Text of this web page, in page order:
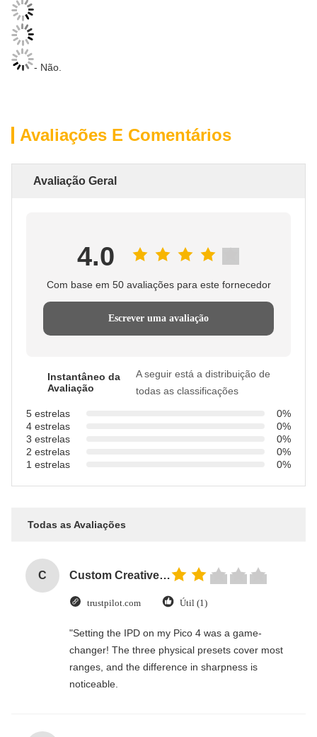
- Não.
Avaliações E Comentários
Avaliação Geral
4.0
Com base em 50 avaliações para este fornecedor
Escrever uma avaliação
Instantâneo da
Avaliação
A seguir está a distribuição de
todas as classificações
5 estrelas
0%
4 estrelas
0%
3 estrelas
0%
2 estrelas
0%
1 estrelas
0%
Todas as Avaliações
C Custom Creative Goodie Christmas Kraft Paper Gift Bag with Your Own Logo for Xmas Decorative Party
trustpilot.com Útil (1)
"Setting the IPD on my Pico 4 was a game-
changer! The three physical presets cover most
ranges, and the difference in sharpness is
noticeable.